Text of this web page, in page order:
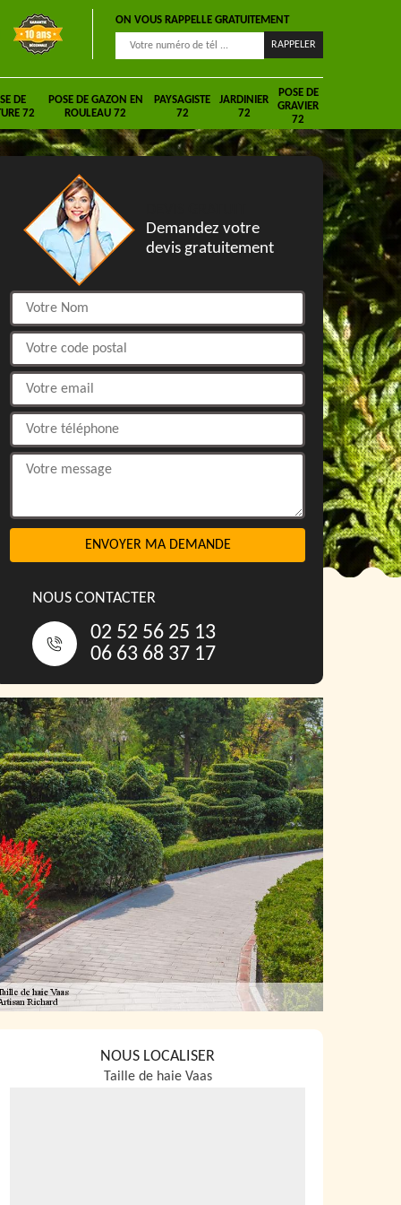
ON VOUS RAPPELLE GRATUITEMENT
DE
72
POSE DE GAZON EN
ROULEAU 72
PAYSAGISTE
72
JARDINIER
72
POSE DE
GRAVIER
72
Demandez votre
devis gratuitement
NOUS CONTACTER
02 52 56 25 13
06 63 68 37 17
NOUS LOCALISER
Taille de haie Vaas